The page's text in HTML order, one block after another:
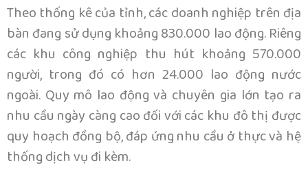
Theo thống kê của tỉnh, các doanh nghiệp trên địa
bàn đang sử dụng khoảng 830.000 lao động. Riêng
các khu công nghiệp thu hút khoảng 570.000
người, trong đó có hơn 24.000 lao động nước
ngoài. Quy mô lao động và chuyên gia lớn tạo ra
nhu cầu ngày càng cao đối với các khu đô thị được
quy hoạch đồng bộ, đáp ứng nhu cầu ở thực và hệ
thống dịch vụ đi kèm.